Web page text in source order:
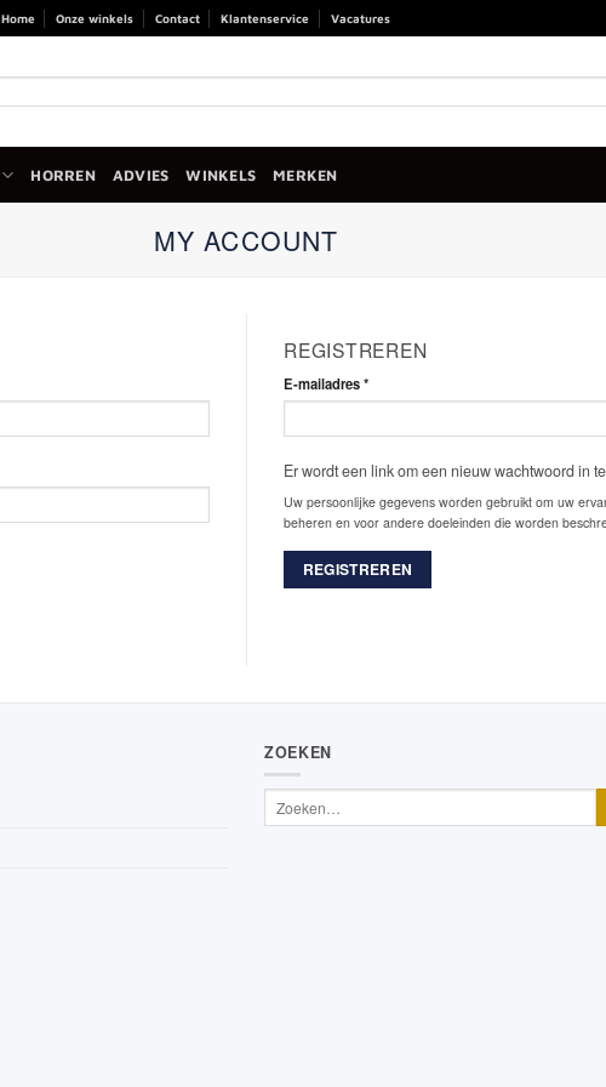
Home Onze winkels Contact Klantenservice Vacatures
HORREN ADVIES WINKELS MERKEN
MY ACCOUNT
REGISTREREN
E-mailadres*Vereist
Er wordt een link om een nieuw wachtwoord in
Uw persoonlijke gegevens worden gebruikt om uw
beheren en voor andere doeleinden die worden
REGISTREREN
ZOEKEN